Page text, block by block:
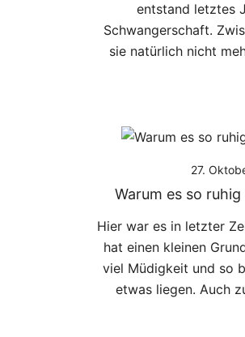
entstand letztes
Schwangerschaft.
sie natürlich nicht
27.
Warum es so
Hier war es in letzter
hat einen kleinen
viel Müdigkeit und so
etwas liegen. Auch